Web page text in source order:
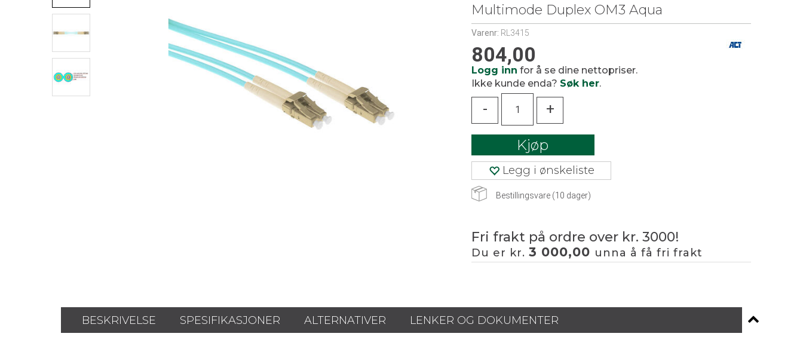
Multimode Duplex OM3 Aqua
Varenr: RL3415
804,00
Logg inn for å se dine nettopriser.
Ikke kunde enda? Søk her.
- +
Kjøp
Legg i ønskeliste
Bestillingsvare (10 dager)
Fri frakt på ordre over kr. 3000!
Du er kr. 3 000,00 unna å få fri frakt
BESKRIVELSE SPESIFIKASJONER ALTERNATIVER LENKER OG DOKUMENTER